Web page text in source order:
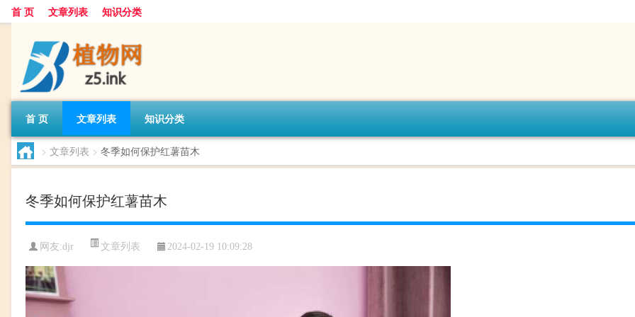
首 页 文章列表 知识分类
首 页 文章列表 知识分类
> 文章列表 > 冬季如何保护红薯苗木
冬季如何保护红薯苗木
网友:djr 文章列表 2024-02-19 10:09:28